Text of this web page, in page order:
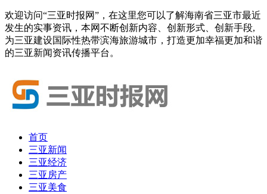
欢迎访问“三亚时报网”，在这里您可以了解海南省三亚市最近
发生的实事资讯，本网不断创新内容、创新形式、创新手段,
为三亚建设国际性热带滨海旅游城市，打造更加幸福更加和谐
的三亚新闻资讯传播平台。
首页
三亚新闻
三亚经济
三亚房产
三亚美食